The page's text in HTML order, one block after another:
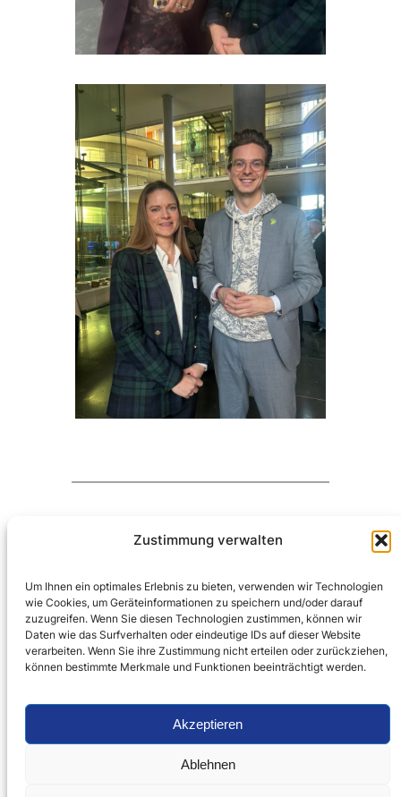
Zustimmung verwalten
Um Ihnen ein optimales Erlebnis zu bieten, verwenden wir Technologien
wie Cookies, um Geräteinformationen zu speichern und/oder darauf
zuzugreifen. Wenn Sie diesen Technologien zustimmen, können wir
Daten wie das Surfverhalten oder eindeutige IDs auf dieser Website
verarbeiten. Wenn Sie ihre Zustimmung nicht erteilen oder zurückziehen,
können bestimmte Merkmale und Funktionen beeinträchtigt werden.
Akzeptieren
Ablehnen
Vorherige:Der
den Sirenenausbau
in Deutschland
Nächste:
und ein gutes
neues Jahr →
Datenschutzerklärung